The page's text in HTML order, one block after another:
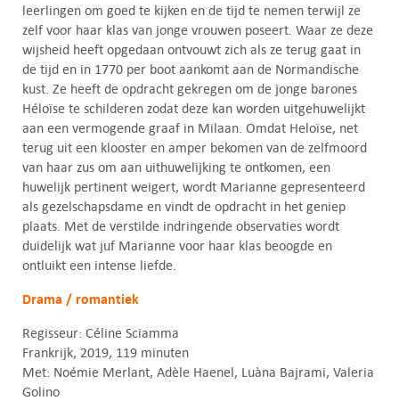
leerlingen om goed te kijken en de tijd te nemen terwijl ze
zelf voor haar klas van jonge vrouwen poseert. Waar ze deze
wijsheid heeft opgedaan ontvouwt zich als ze terug gaat in
de tijd en in 1770 per boot aankomt aan de Normandische
kust. Ze heeft de opdracht gekregen om de jonge barones
Héloïse te schilderen zodat deze kan worden uitgehuwelijkt
aan een vermogende graaf in Milaan. Omdat Heloïse, net
terug uit een klooster en amper bekomen van de zelfmoord
van haar zus om aan uithuwelijking te ontkomen, een
huwelijk pertinent weigert, wordt Marianne gepresenteerd
als gezelschapsdame en vindt de opdracht in het geniep
plaats. Met de verstilde indringende observaties wordt
duidelijk wat juf Marianne voor haar klas beoogde en
ontluikt een intense liefde.
Drama / romantiek
Regisseur: Céline Sciamma
Frankrijk, 2019, 119 minuten
Met: Noémie Merlant, Adèle Haenel, Luàna Bajrami, Valeria
Golino